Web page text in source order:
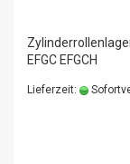
EFGC EFGCH
Lieferzeit: